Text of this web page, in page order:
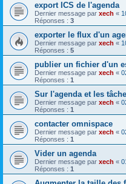
export ICS de l'agenda
Dernier message par xech «
Réponses : 3
exporter le flux d'un
Dernier message par xech «
Réponses : 5
publier un fichier d'un
Dernier message par xech «
Réponses : 1
Sur l'agenda et les
Dernier message par xech «
Réponses : 1
contacter omnispace
Dernier message par xech «
Réponses : 1
Vider un agenda
Dernier message par xech «
Réponses : 1